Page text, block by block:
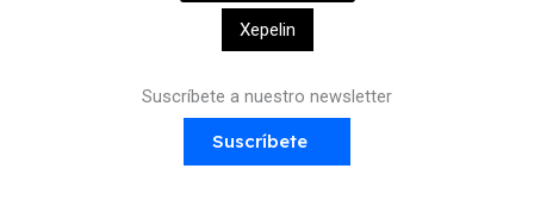
Xepelin
Suscríbete a nuestro newsletter
Suscríbete